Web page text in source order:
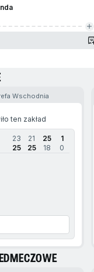
Wschodnia
ten zakład
23
25
21
25
25
18
1
0